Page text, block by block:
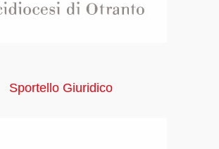
Sportello Giuridico